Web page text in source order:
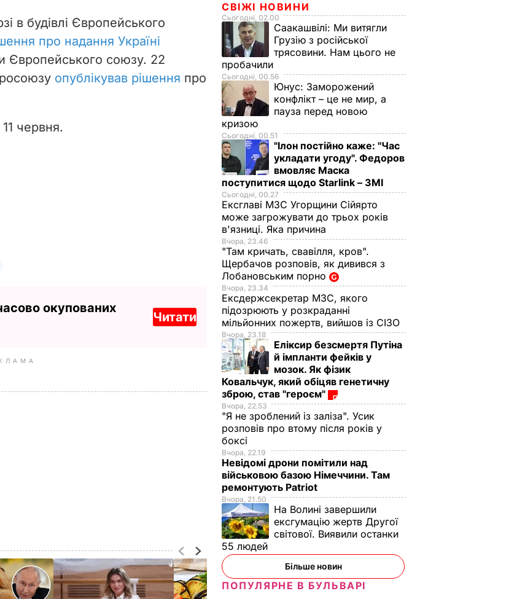
в будівлі Європейського
про надання Україні
Європейського союзу. 22
опублікував рішення про
11 червня.
окупованих
Читати
СВІЖІ НОВИНИ
Сьогодні, 02.00
Саакашвілі: Ми витягли
Грузію з російської
трясовини. Нам цього не
пробачили
Сьогодні, 00.56
Юнус: Заморожений
конфлікт – це не мир, а
пауза перед новою
кризою
Сьогодні, 00.51
"Ілон постійно каже: "Час
укладати угоду". Федоров
вмовляє Маска
поступитися щодо Starlink – ЗМІ
Сьогодні, 00.27
Ексглаві МЗС Угорщини Сійярто
може загрожувати до трьох років
в'язниці. Яка причина
Вчора, 23.46
"Там кричать, свавілля, кров".
Щербачов розповів, як дивився з
Лобановським порно
Вчора, 23.34
Ексдержсекретар МЗС, якого
підозрюють у розкраданні
мільйонних пожертв, вийшов із СІЗО
Вчора, 23.18
Еліксир безсмертя Путіна
й імпланти фейків у
мозок. Як фізик
Ковальчук, який обіцяв генетичну
зброю, став "героєм"
Вчора, 22.53
"Я не зроблений із заліза". Усик
розповів про втому після років у
боксі
Вчора, 22.19
Невідомі дрони помітили над
військовою базою Німеччини. Там
ремонтують Patriot
Вчора, 21.50
На Волині завершили
ексгумацію жертв Другої
світової. Виявили останки
55 людей
Більше новин
ПОПУЛЯРНЕ В БУЛЬВАРІ